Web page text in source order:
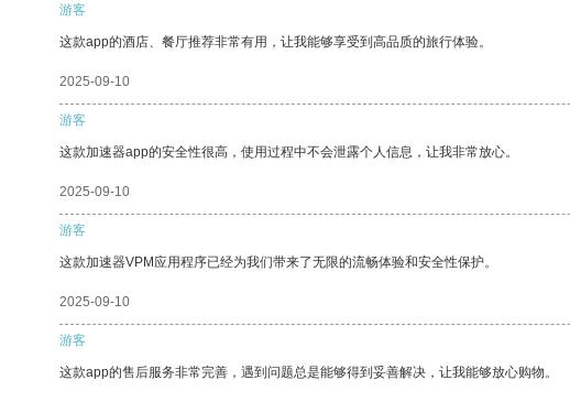
游客
这款app的酒店、餐厅推荐非常有用，让我能够享受到高品质的旅行体验。
2025-09-10
游客
这款加速器app的安全性很高，使用过程中不会泄露个人信息，让我非常放心。
2025-09-10
游客
这款加速器VPM应用程序已经为我们带来了无限的流畅体验和安全性保护。
2025-09-10
游客
这款app的售后服务非常完善，遇到问题总是能够得到妥善解决，让我能够放心购物。